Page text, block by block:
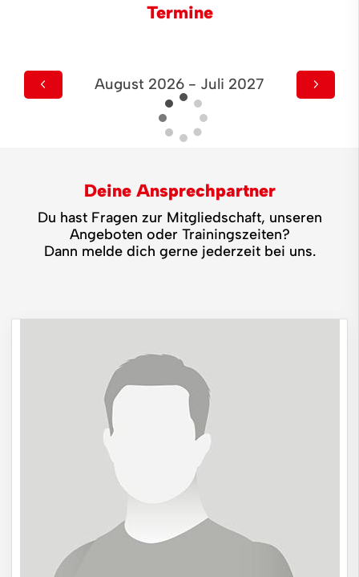
Termine
August 2026 - Juli 2027
Deine Ansprechpartner
Du hast Fragen zur Mitgliedschaft, unseren
Angeboten oder Trainingszeiten?
Dann melde dich gerne jederzeit bei uns.